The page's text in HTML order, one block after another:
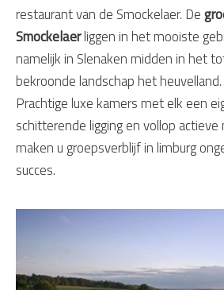
restaurant van de Smockelaer. De
Smockelaerliggen in het mooiste
namelijk in Slenaken midden in het
bekroonde landschap het
Prachtige luxe kamers met elk een
schitterende ligging en vollop actieve
maken u groepsverblijf in limburg
succes.